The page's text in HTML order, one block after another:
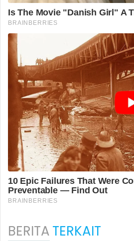
BERITATERKAIT